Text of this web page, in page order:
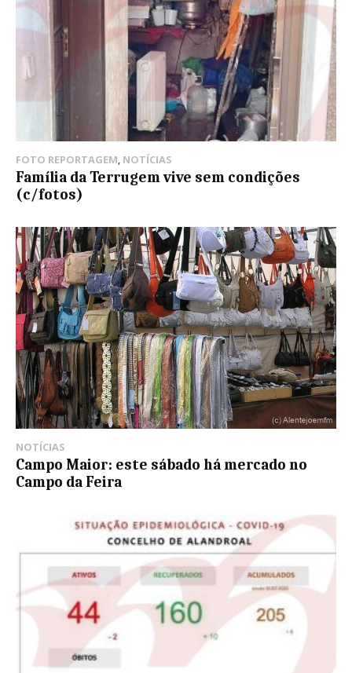
FOTO REPORTAGEM NOTÍCIAS
Família da Terrugem vive sem condições
(c/fotos)
NOTÍCIAS
Campo Maior: este sábado há mercado no
Campo da Feira